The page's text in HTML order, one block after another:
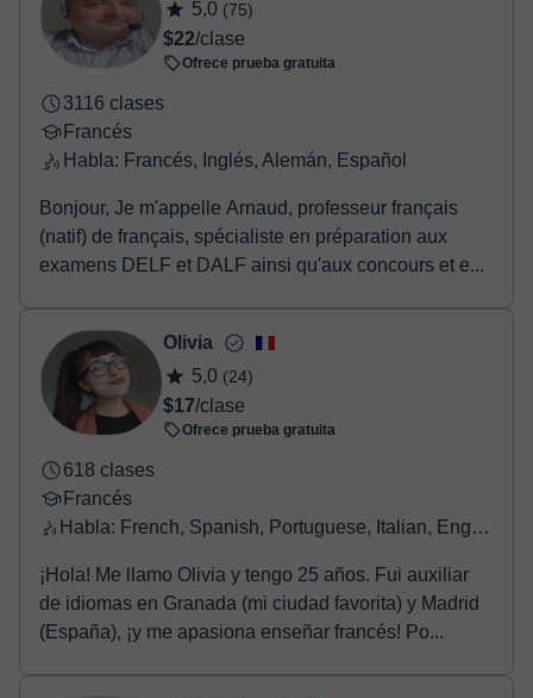
confirmación de la reserva.
5,0 (75)
$22/clase
Ofrece prueba gratuita
3116 clases
Francés
Habla: Francés, Inglés, Alemán, Español
Bonjour, Je m'appelle Arnaud, professeur français
(natif) de français, spécialiste en préparation aux
examens DELF et DALF ainsi qu'aux concours et e...
Olivia
5,0 (24)
$17/clase
Ofrece prueba gratuita
618 clases
Francés
Habla: French, Spanish, Portuguese, Italian, English, Greek
¡Hola! Me llamo Olivia y tengo 25 años. Fui auxiliar
de idiomas en Granada (mi ciudad favorita) y Madrid
(España), ¡y me apasiona enseñar francés! Po...